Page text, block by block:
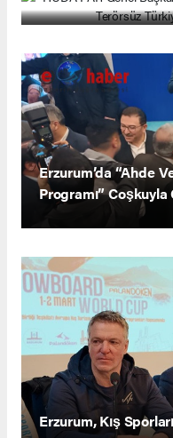
Erzurum’da “Ahde
Programı”
Erzurum, Kış